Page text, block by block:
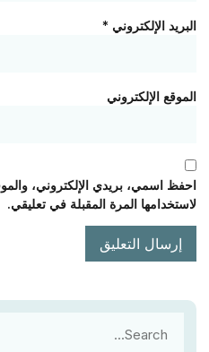
البريد الإلكتروني *
الموقع الإلكتروني
احفظ اسمي، بريدي الإلكتروني،
لاستخدامها المرة المقبلة في تعليقي.